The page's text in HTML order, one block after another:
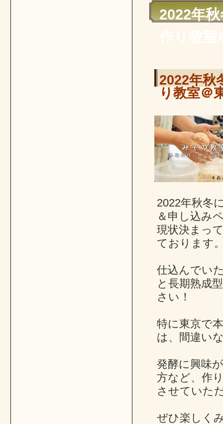
2022年
2022年秋
り教室＠
2022年秋冬
＆申し込み
現状決まっ
ております
仕込んでい
と長期熟成
さい！
特に東京で
は、間違い
発酵に興味
方など、作
させていた
ぜひ楽しく